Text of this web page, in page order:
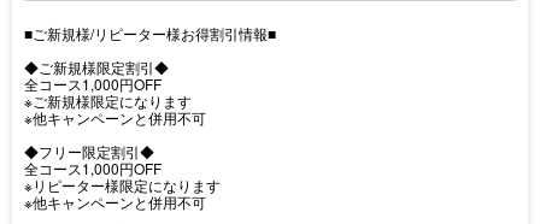
■ご新規様/リピーター様お得割引情報■
◆ご新規様限定割引◆
全コース1,000円OFF
※ご新規様限定になります
※他キャンペーンと併用不可
◆フリー限定割引◆
全コース1,000円OFF
※リピーター様限定になります
※他キャンペーンと併用不可